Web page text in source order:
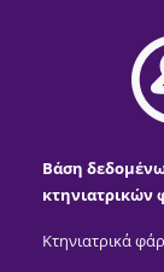
Βάση
κτηνιατρικών
Κτηνιατρικά